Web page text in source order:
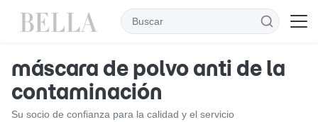
máscara de polvo anti de la
contaminación
Su socio de confianza para la calidad y el servicio